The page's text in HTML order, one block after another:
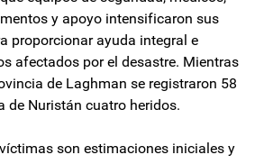
y apoyo intensificaron sus
proporcionar ayuda integral e
afectados por el desastre. Mientras
de Laghman se registraron 58
de Nuristán cuatro heridos.
son estimaciones iniciales y